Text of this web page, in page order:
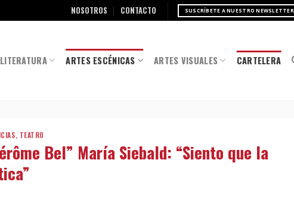
NOSOTROS CONTACTO SUSCRÍBETE A NUESTRO NEWSLETTER
LITERATURA ARTES ESCÉNICAS ARTES VISUALES CARTELERA
, TEATRO
Bel” María Siebald: “Siento que la